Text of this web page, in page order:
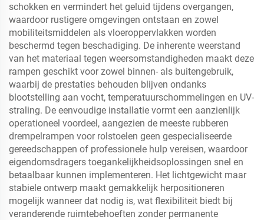
schokken en vermindert het geluid tijdens overgangen,
waardoor rustigere omgevingen ontstaan en zowel
mobiliteitsmiddelen als vloeroppervlakken worden
beschermd tegen beschadiging. De inherente weerstand
van het materiaal tegen weersomstandigheden maakt deze
rampen geschikt voor zowel binnen- als buitengebruik,
waarbij de prestaties behouden blijven ondanks
blootstelling aan vocht, temperatuurschommelingen en UV-
straling. De eenvoudige installatie vormt een aanzienlijk
operationeel voordeel, aangezien de meeste rubberen
drempelrampen voor rolstoelen geen gespecialiseerde
gereedschappen of professionele hulp vereisen, waardoor
eigendomsdragers toegankelijkheidsoplossingen snel en
betaalbaar kunnen implementeren. Het lichtgewicht maar
stabiele ontwerp maakt gemakkelijk herpositioneren
mogelijk wanneer dat nodig is, wat flexibiliteit biedt bij
veranderende ruimtebehoeften zonder permanente